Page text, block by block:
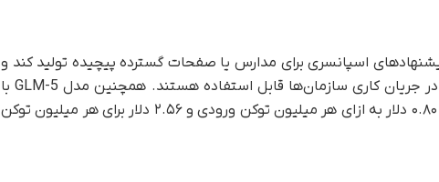
اسپانسری برای مدارس یا صفحات گسترده پیچیده تولید کند و
خروجی‌هایی ارائه دهد که به‌طور مستقیم در جریان کاری سازمان‌ها قابل استفاده هستند. همچنین مدل GLM-5 با
قیمت بسیار رقابتی عرضه شده است؛ حدود ۰.۸۰ دلار به ازای هر میلیون توکن ورودی و ۲.۵۶ دلار برای هر میلیون توکن